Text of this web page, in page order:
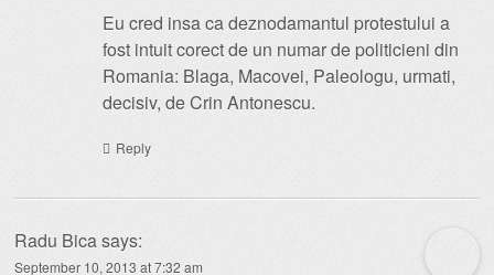
Eu cred insa ca deznodamantul protestului a
fost intuit corect de un numar de politicieni din
Romania: Blaga, Macovei, Paleologu, urmati,
decisiv, de Crin Antonescu.
Reply
Radu Bicasays:
September 10, 2013 at 7:32 am